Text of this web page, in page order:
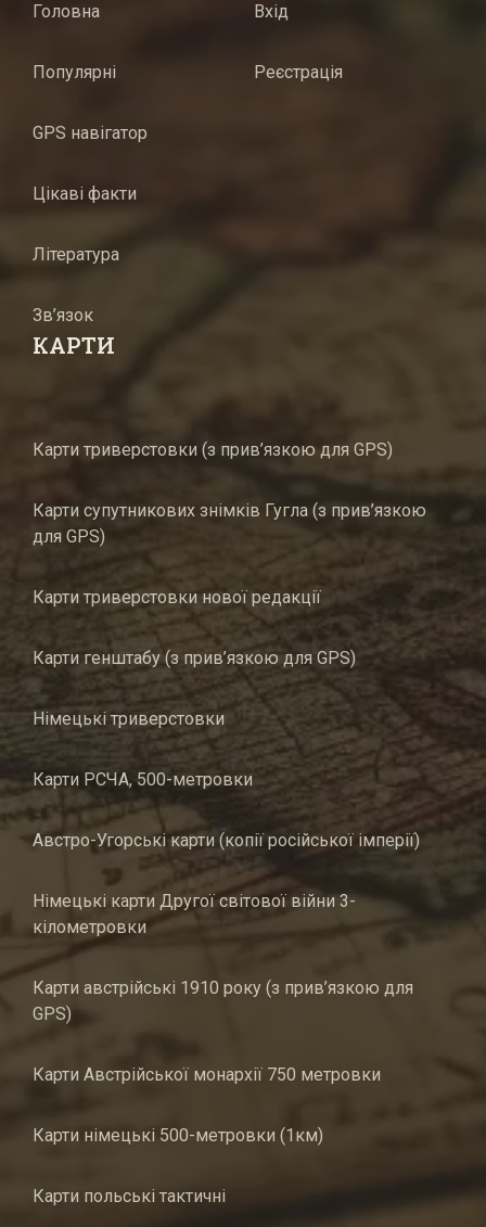
Головна
Популярні
GPS навігатор
Цікаві факти
Література
Зв’язок
Вхід
Реєстрація
КАРТИ
Карти триверстовки (з прив’язкою для GPS)
Карти супутникових знімків Гугла (з прив’язкою
для GPS)
Карти триверстовки нової редакції
Карти генштабу (з прив’язкою для GPS)
Німецькі триверстовки
Карти РСЧА, 500-метровки
Австро-Угорські карти (копії російської імперії)
Німецькі карти Другої світової війни 3-
кілометровки
Карти австрійські 1910 року (з прив’язкою для
GPS)
Карти Австрійської монархії 750 метровки
Карти німецькі 500-метровки (1км)
Карти польські тактичні